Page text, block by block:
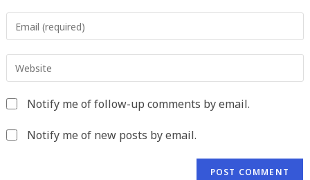
username
to
comment
your
address
to
comment
your
URL
Notify me of follow-up comments by email.
Notify me of new posts by email.